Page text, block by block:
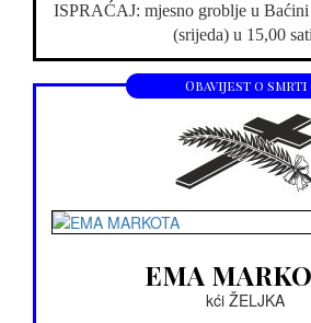
ISPRAĆAJ: mjesno groblje u Baćini
(srijeda) u 15,00
Obavijest o smrti
EMA
kći ŽELJKA